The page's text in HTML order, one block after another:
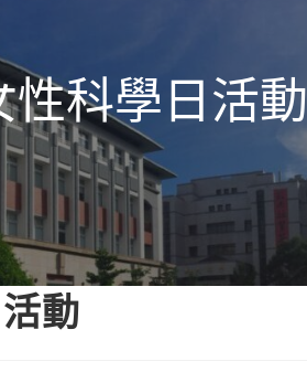
科學日活動
動